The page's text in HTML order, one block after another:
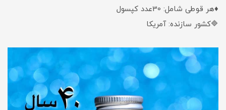
♦️هر قوطی شامل: 30عدد کپسول
🔷کشور سازنده: آمریکا